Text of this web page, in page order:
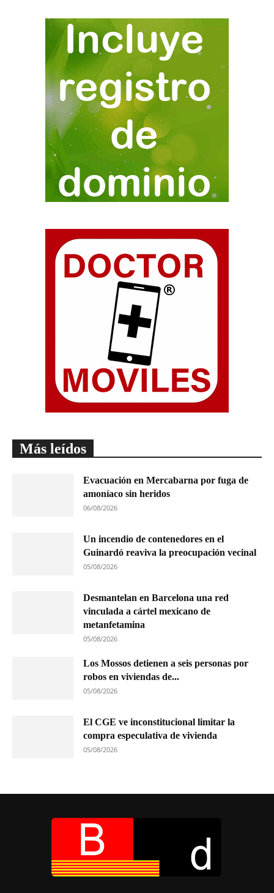
Más leídos
Evacuación en Mercabarna por fuga de
amoníaco sin heridos
06/08/2026
Un incendio de contenedores en el
Guinardó reaviva la preocupación vecinal
05/08/2026
Desmantelan en Barcelona una red
vinculada a cártel mexicano de
metanfetamina
05/08/2026
Los Mossos detienen a seis personas por
robos en viviendas de...
05/08/2026
El CGE ve inconstitucional limitar la
compra especulativa de vivienda
05/08/2026